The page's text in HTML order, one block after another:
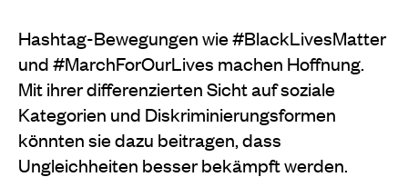
Hashtag-Bewegungen wie #BlackLivesMatter
und #MarchForOurLives machen Hoffnung.
Mit ihrer differenzierten Sicht auf soziale
Kategorien und Diskriminierungsformen
könnten sie dazu beitragen, dass
Ungleichheiten besser bekämpft werden.